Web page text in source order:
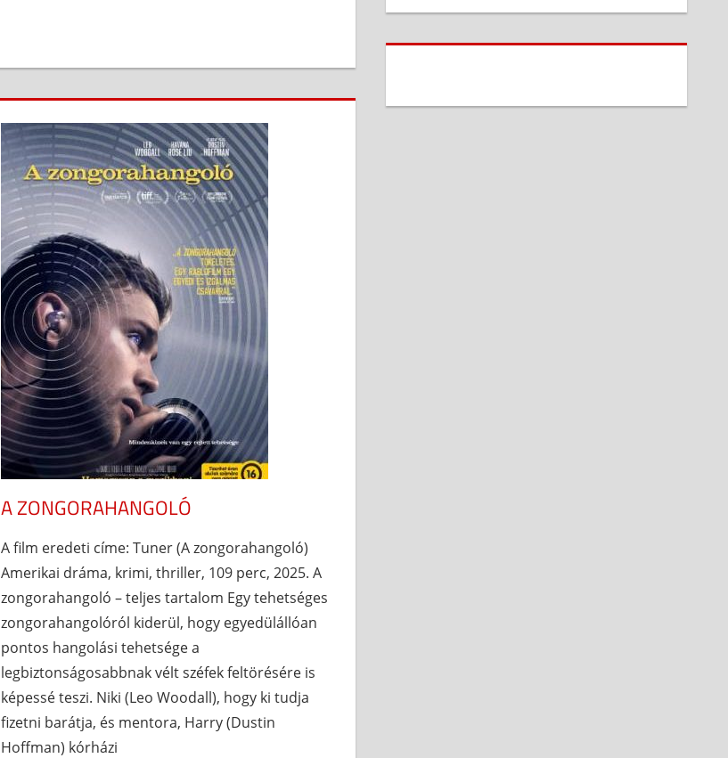
A ZONGORAHANGOLÓ
A film eredeti címe: Tuner (A zongorahangoló)
Amerikai dráma, krimi, thriller, 109 perc, 2025. A
zongorahangoló – teljes tartalom Egy tehetséges
zongorahangolóról kiderül, hogy egyedülállóan
pontos hangolási tehetsége a
legbiztonságosabbnak vélt széfek feltörésére is
képessé teszi. Niki (Leo Woodall), hogy ki tudja
fizetni barátja, és mentora, Harry (Dustin
Hoffman) kórházi